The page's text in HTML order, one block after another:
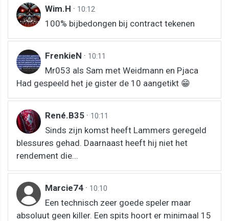
Wim.H · 10:12
100% bijbedongen bij contract tekenen
FrenkieN · 10:11
Mr053 als Sam met Weidmann en Pjaca
Had gespeeld het je gister de 10 aangetikt 😁
René.B35 · 10:11
Sinds zijn komst heeft Lammers geregeld
blessures gehad. Daarnaast heeft hij niet het
rendement die...
Marcie74 · 10:10
Een technisch zeer goede speler maar
absoluut geen killer. Een spits hoort er minimaal 15